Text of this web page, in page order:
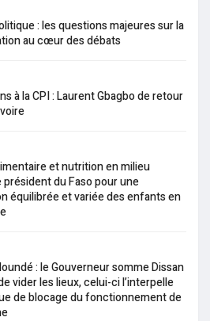
: les questions majeures sur la
au cœur des débats
à la CPI : Laurent Gbagbo de retour
et nutrition en milieu
président du Faso pour une
équilibrée et variée des enfants en
: le Gouverneur somme Dissan
vider les lieux, celui-ci l’interpelle
de blocage du fonctionnement de